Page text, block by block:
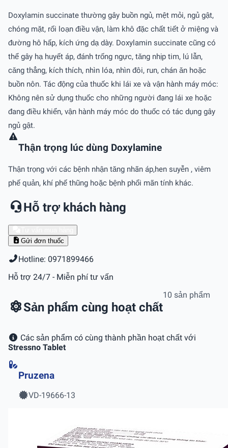
Doxylamin succinate thường gây buồn ngủ, mệt mỏi, ngủ gật,
chóng mặt, rối loạn điều vận, làm khô đặc chất tiết ở miệng và
đường hô hấp, kích ứng dạ dày. Doxylamin succinate cũng có
thể gây hạ huyết áp, đánh trống ngực, tǎng nhịp tim, lú lẫn,
cǎng thẳng, kích thích, nhìn lóa, nhìn đôi, run, chán ǎn hoặc
buồn nôn. Tác động của thuốc khi lái xe và vận hành máy móc:
Không nên sử dụng thuốc cho những người đang lái xe hoặc
đang điều khiển, vận hành máy móc do thuốc có tác dụng gây
ngủ gật.
Thận trọng lúc dùng Doxylamine
Thận trọng với các bệnh nhận tăng nhãn áp,hen suyễn , viêm
phế quản, khí phế thũng hoặc bệnh phổi mãn tính khác.
Hỗ trợ khách hàng
Gửi đơn thuốc
Hotline: 0971899466
Hỗ trợ 24/7 - Miễn phí tư vấn
Sản phẩm cùng hoạt chất
10 sản phẩm
Các sản phẩm có cùng thành phần hoạt chất với
Stressno Tablet
Pruzena
VD-19666-13